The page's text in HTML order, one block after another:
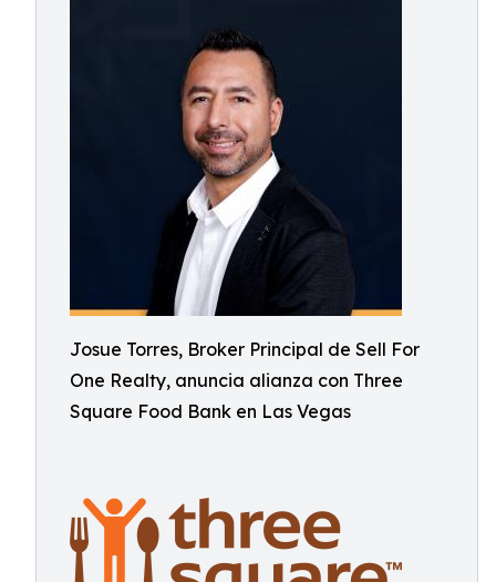
Josue Torres, Broker Principal de Sell For
One Realty, anuncia alianza con Three
Square Food Bank en Las Vegas